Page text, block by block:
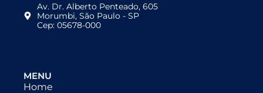
Av. Dr. Alberto Penteado, 605
Morumbi, São Paulo - SP
Cep: 05678-000
MENU
Home